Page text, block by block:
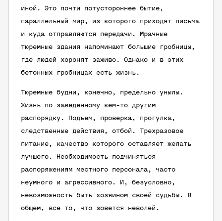
иной. Это почти потустороннее бытие,
параллельный мир, из которого приходят письма
и куда отправляются передачи. Мрачные
тюремные здания напоминают большие гробницы,
где людей хоронят заживо. Однако и в этих
бетонных гробницах есть жизнь.
Тюремные будни, конечно, предельно унылы.
Жизнь по заведенному кем-то другим
распорядку. Подъем, проверка, прогулка,
следственные действия, отбой. Трехразовое
питание, качество которого оставляет желать
лучшего. Необходимость подчиняться
распоряжениям местного персонала, часто
неумного и агрессивного. И, безусловно,
невозможность быть хозяином своей судьбы. В
общем, все то, что зовется неволей.